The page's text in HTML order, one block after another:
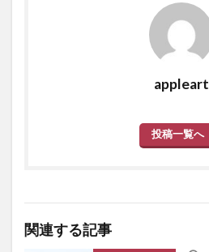
appleart
投稿一覧へ
関連する記事